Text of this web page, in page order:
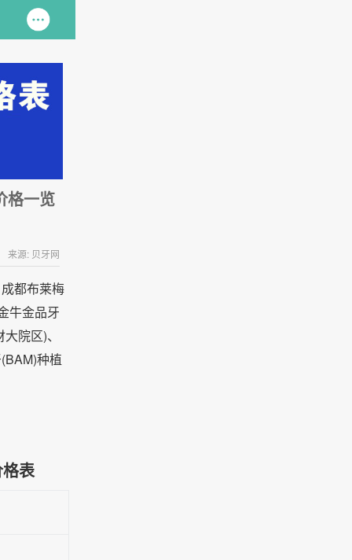
格一览
来源: 贝牙网
都布莱梅
牛金品牙
院区)、
种植
表